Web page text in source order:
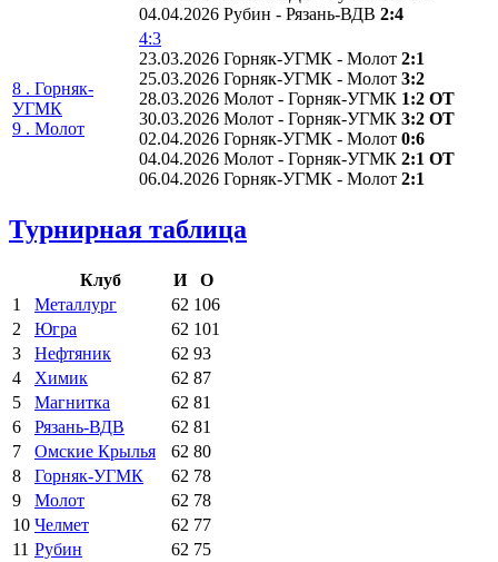
04.04.2026 Рубин - Рязань-ВДВ 2:4
8 . Горняк-
УГМК
9 . Молот
4:3
23.03.2026 Горняк-УГМК - Молот 2:1
25.03.2026 Горняк-УГМК - Молот 3:2
28.03.2026 Молот - Горняк-УГМК 1:2 ОТ
30.03.2026 Молот - Горняк-УГМК 3:2 ОТ
02.04.2026 Горняк-УГМК - Молот 0:6
04.04.2026 Молот - Горняк-УГМК 2:1 ОТ
06.04.2026 Горняк-УГМК - Молот 2:1
Турнирная таблица
Клуб И
О
1
Металлург 62 106
2
Югра 62 101
3
Нефтяник 62 93
4
Химик 62 87
5
Магнитка 62 81
6
Рязань-ВДВ 62 81
7
Омские Крылья 62 80
8
Горняк-УГМК 62 78
9
Молот 62 78
10 Челмет 62 77
11 Рубин 62 75